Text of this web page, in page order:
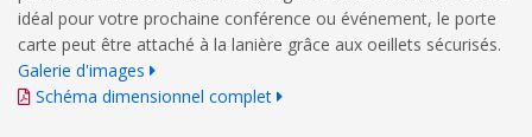
idéal pour votre prochaine conférence ou événement, le porte
carte peut être attaché à la lanière grâce aux oeillets sécurisés.
Galerie d'images
Schéma dimensionnel complet